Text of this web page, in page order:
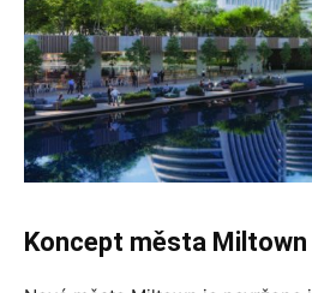
Koncept města Miltown